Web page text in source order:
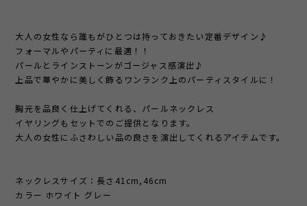
大人の女性なら誰もがひとつは持っておきたい定番デザイン♪
フォーマルやパーティに最適！！
パールとラインストーンがゴージャス感演出♪
上品で華やかに美しく飾るワンランク上のパーティスタイルに！
胸元を品良く仕上げてくれる、パールネックレス
イヤリングもセットでのご提供となります。
大人の女性にふさわしい品の良さを演出してくれるアイテムです。
ネックレスサイズ：長さ41cm,46cm
カラー ホワイト グレー